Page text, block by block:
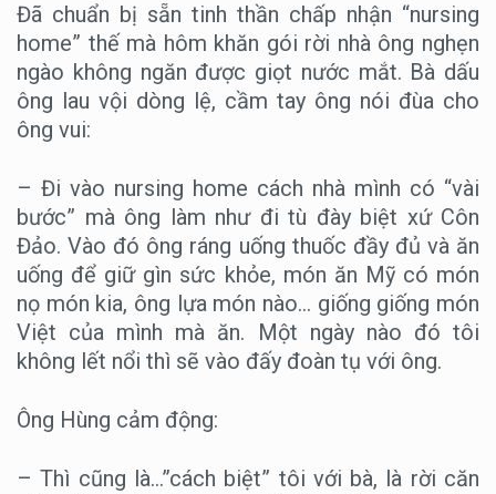
Đã chuẩn bị sẵn tinh thần chấp nhận “nursing
home” thế mà hôm khăn gói rời nhà ông nghẹn
ngào không ngăn được giọt nước mắt. Bà dấu
ông lau vội dòng lệ, cầm tay ông nói đùa cho
ông vui:
– Đi vào nursing home cách nhà mình có “vài
bước” mà ông làm như đi tù đày biệt xứ Côn
Đảo. Vào đó ông ráng uống thuốc đầy đủ và ăn
uống để giữ gìn sức khỏe, món ăn Mỹ có món
nọ món kia, ông lựa món nào… giống giống món
Việt của mình mà ăn. Một ngày nào đó tôi
không lết nổi thì sẽ vào đấy đoàn tụ với ông.
Ông Hùng cảm động:
– Thì cũng là…”cách biệt” tôi với bà, là rời căn